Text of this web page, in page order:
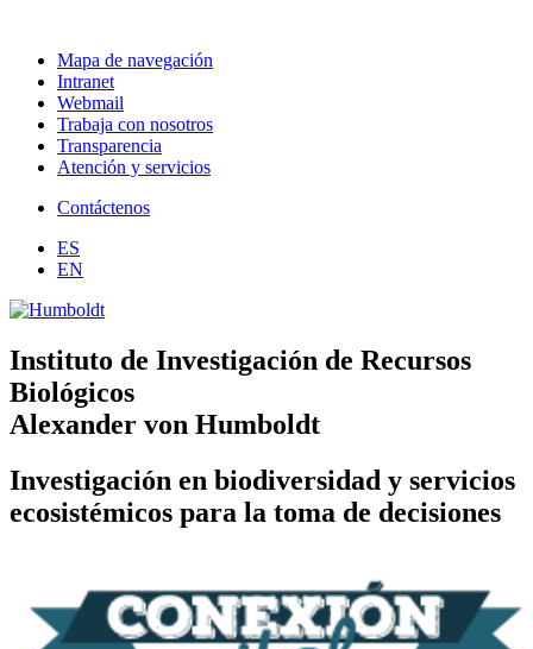
Mapa de navegación
Intranet
Webmail
Trabaja con nosotros
Transparencia
Atención y servicios
Contáctenos
ES
EN
Instituto de Investigación de Recursos
Biológicos
Alexander von Humboldt
Investigación en biodiversidad y servicios
ecosistémicos para la toma de decisiones